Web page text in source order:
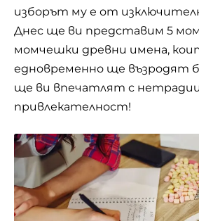
изборът му е от
Днес ще ви представим 5
момчешки древни имена,
едновременно ще възродят
ще ви впечатлят с
привлекателност!